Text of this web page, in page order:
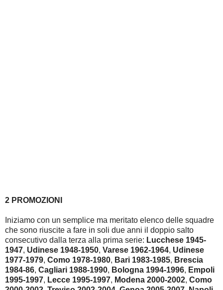
2 PROMOZIONI
Iniziamo con un semplice ma meritato elenco delle squadre
che sono riuscite a fare in soli due anni il doppio salto
consecutivo dalla terza alla prima serie: Lucchese 1945-
1947, Udinese 1948-1950, Varese 1962-1964, Udinese
1977-1979, Como 1978-1980, Bari 1983-1985, Brescia
1984-86, Cagliari 1988-1990, Bologna 1994-1996, Empoli
1995-1997, Lecce 1995-1997, Modena 2000-2002, Como